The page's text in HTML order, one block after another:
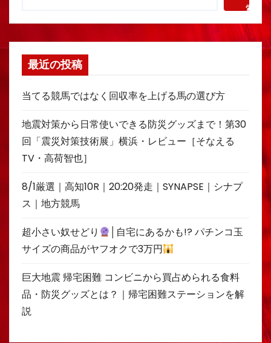
索
最近の投稿
当てる競馬ではなく回収率を上げる馬の選び方
地震対策から日常使いできる防災グッズまで！第30
回「震災対策技術展」横浜・レビュー［そなえる
TV・高荷智也］
8/1厳選｜高知10R｜20:20発走｜SYNAPSE｜シナプ
ス｜地方競馬
超小さい奴せどり
│自宅にあるかも!? パチンコ玉
サイズの商品がヤフオクで3万円
巨大地震 帰宅困難 コンビニから買占められる食料
品・防災グッズとは？｜帰宅困難ステーションを解
説